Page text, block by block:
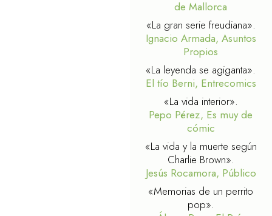
de Mallorca
«La gran serie freudiana».
Ignacio Armada, Asuntos
Propios
«La leyenda se agiganta».
El tío Berni, Entrecomics
«La vida interior».
Pepo Pérez, Es muy de
cómic
«La vida y la muerte según
Charlie Brown».
Jesús Rocamora, Público
«Memorias de un perrito
pop».